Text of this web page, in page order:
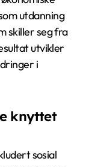
kan
i
ofte høyere
unike
utdanning
seg fra